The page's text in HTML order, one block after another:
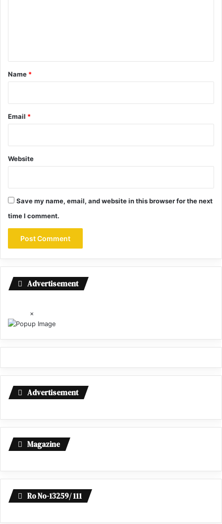
*
Name *
Email *
Website
Save my name, email, and website in this browser for the next
time I comment.
Advertisement
×
Advertisement
Magazine
Ro No-13259/ 111